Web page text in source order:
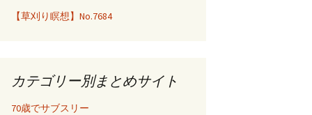
【草刈り瞑想】No.7684
カテゴリー別まとめサイト
70歳でサブスリー